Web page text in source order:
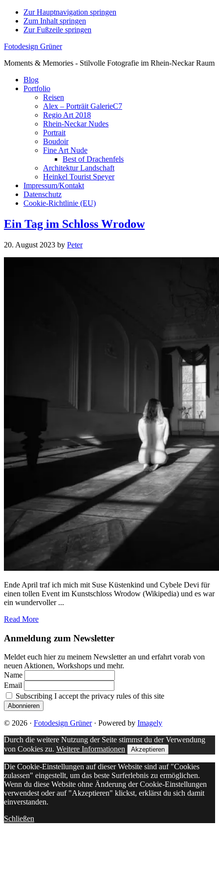
Zur Hauptnavigation springen
Zum Inhalt springen
Zur Fußzeile springen
Fotodesign Grüner
Moments & Memories - Stilvolle Fotografie im Rhein-Neckar Raum
Blog
Portfolio
Reisen
Alex – Porträit GalerieC7
Regio Art 2018
Rhein-Neckar Nudes
Portrait
Boudoir
Fine Art Nude
Best of Drachenfels
Architektur Landschaft
Heinkel Tourist Speyer
Impressum/Kontakt
Datenschutz
Cookie-Richtlinie (EU)
Ein Tag im Schloss Wrodow
20. August 2023 by Peter
Ende April traf ich mich mit Suse Küstenkind und Cybele Devi für
einen tollen Event im Kunstschloss Wrodow (Wikipedia) und es war
ein wundervoller ...
Read More
Footer
Anmeldung zum Newsletter
Meldet euch hier zu meinem Newsletter an und erfahrt vorab von
neuen Aktionen, Workshops und mehr.
Name
Email
Subscribing I accept the privacy rules of this site
© 2026 · Fotodesign Grüner· Powered by Imagely
Durch die weitere Nutzung der Seite stimmst du der Verwendung
von Cookies zu. Weitere Informationen Akzeptieren
Die Cookie-Einstellungen auf dieser Website sind auf "Cookies
zulassen" eingestellt, um das beste Surferlebnis zu ermöglichen.
Wenn du diese Website ohne Änderung der Cookie-Einstellungen
verwendest oder auf "Akzeptieren" klickst, erklärst du sich damit
einverstanden.
Schließen